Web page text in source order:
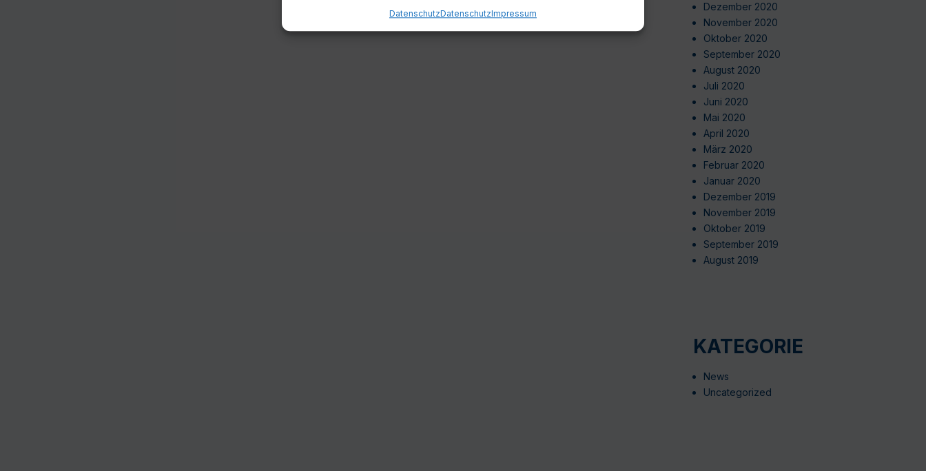
DatenschutzDatenschutzImpressum
Dezember 2020
November 2020
Oktober 2020
September 2020
August 2020
Juli 2020
Juni 2020
Mai 2020
April 2020
März 2020
Februar 2020
Januar 2020
Dezember 2019
November 2019
Oktober 2019
September 2019
August 2019
KATEGORIE
News
Uncategorized